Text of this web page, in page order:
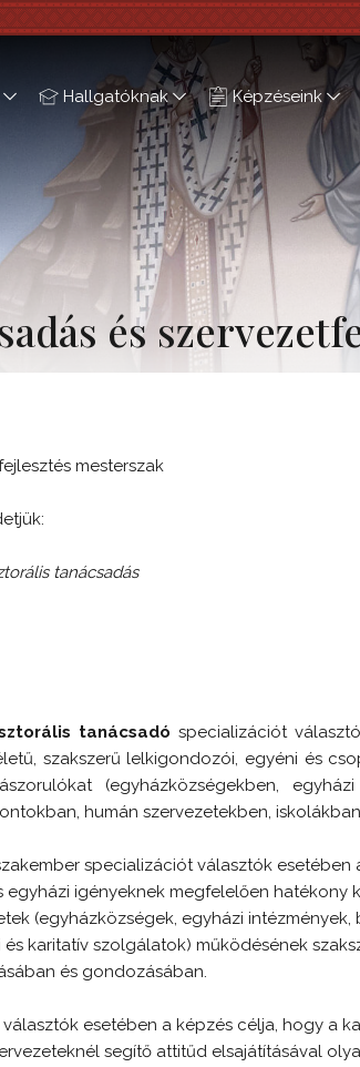
Hallgatóknak Képzéseink
és
mesterszak
tanácsadás
tanácsadó specializációt
szakszerű lelkigondozói, egyéni és
(egyházközségekben,
humán szervezetekben,
specializációt választók esetében
igényeknek megfelelően hatékony
(egyházközségek, egyházi intézmények,
karitatív szolgálatok) működésének
és gondozásában.
esetében a képzés célja, hogy a
segítő attitűd elsajátításával